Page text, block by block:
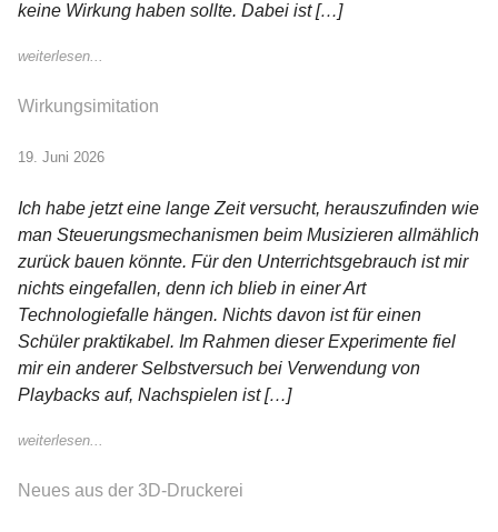
keine Wirkung haben sollte. Dabei ist […]
weiterlesen...
Wirkungsimitation
19. Juni 2026
Ich habe jetzt eine lange Zeit versucht, herauszufinden wie
man Steuerungsmechanismen beim Musizieren allmählich
zurück bauen könnte. Für den Unterrichtsgebrauch ist mir
nichts eingefallen, denn ich blieb in einer Art
Technologiefalle hängen. Nichts davon ist für einen
Schüler praktikabel. Im Rahmen dieser Experimente fiel
mir ein anderer Selbstversuch bei Verwendung von
Playbacks auf, Nachspielen ist […]
weiterlesen...
Neues aus der 3D-Druckerei